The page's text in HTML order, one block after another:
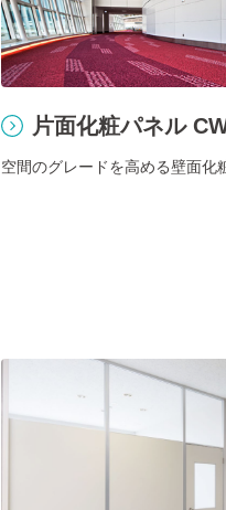
片面化粧パネル
空間のグレードを高める壁面化